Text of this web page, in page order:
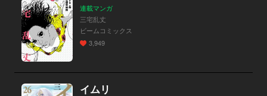
連載マンガ
三宅乱丈
ビームコミックス
3,949
イムリ